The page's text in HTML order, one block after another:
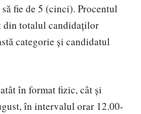
fie de 5 (cinci). Procentul
din totalul candidaţilor
categorie şi candidatul
în format fizic, cât și
în intervalul orar 12.00-